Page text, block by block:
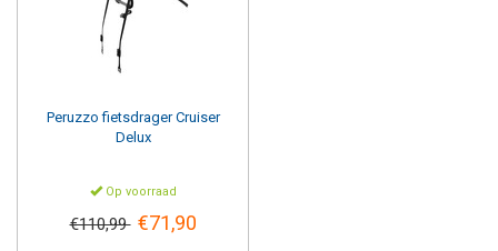
Peruzzo fietsdrager Cruiser
Delux
Op voorraad
€110,99 €71,90